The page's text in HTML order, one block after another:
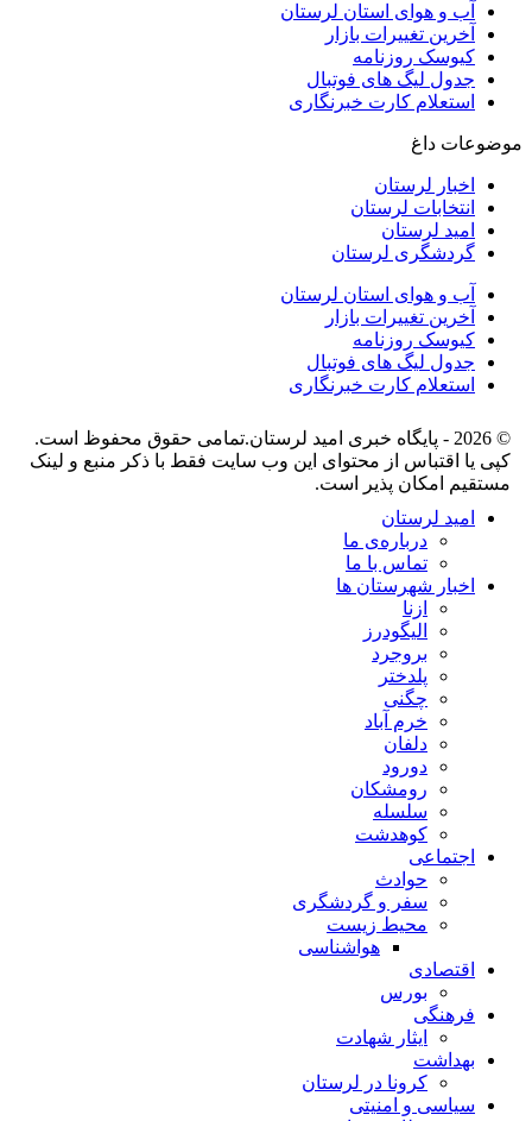
آب و هوای استان لرستان
آخرین تغییرات بازار
کیوسک روزنامه
جدول لیگ های فوتبال
استعلام کارت خبرنگاری
موضوعات داغ
اخبار لرستان
انتخابات لرستان
امید لرستان
گردشگری لرستان
آب و هوای استان لرستان
آخرین تغییرات بازار
کیوسک روزنامه
جدول لیگ های فوتبال
استعلام کارت خبرنگاری
© 2026 - پایگاه خبری اميد لرستان.تمامی حقوق محفوظ است.
کپی یا اقتباس از محتوای این وب سایت فقط با ذکر منبع و لینک
مستقیم امکان پذیر است.
امید لرستان
درباره‌ی ما
تماس با ما
اخبار شهرستان ها
ازنا
الیگودرز
بروجرد
پلدختر
چگنی
خرم آباد
دلفان
دورود
رومشکان
سلسله
کوهدشت
اجتماعی
حوادث
سفر و گردشگری
محیط زیست
هواشناسی
اقتصادی
بورس
فرهنگی
ایثار شهادت
بهداشت
کرونا در لرستان
سیاسی و امنیتی